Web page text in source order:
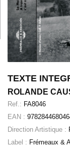
TEXTE
ROLANDE
Ref.: FA8046
EAN :
Direction Artistique :
Label : Frémeaux &